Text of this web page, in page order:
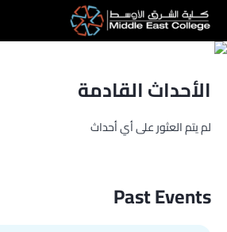
التخطي
المحتوى
الأحداث القادمة
لم يتم العثور على أي أحداث
Past Events